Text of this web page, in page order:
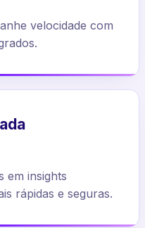
velocidade com
em insights
rápidas e seguras.